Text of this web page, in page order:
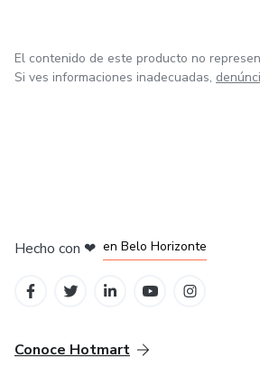
El contenido de este producto no
Si ves informaciones inadecuadas,
Hecho con ❤ en Belo Horizonte
Conoce Hotmart